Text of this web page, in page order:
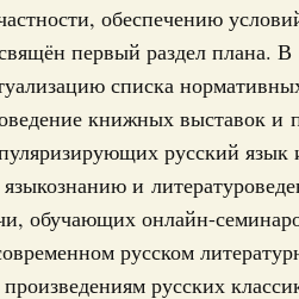
обеспечению
первый раздел плана.
списка
книжных выставок и
русский язык
и
обучающих онлайн-
русском
русских
России,
Минэнерго России
Минтранс
«Росатом», 6 августа 2026 ,
дал поручения по
о
технологическим
России,5